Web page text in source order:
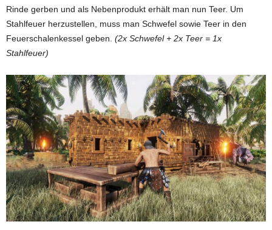
Rinde gerben und als Nebenprodukt erhält man nun Teer. Um
Stahlfeuer herzustellen, muss man Schwefel sowie Teer in den
Feuerschalenkessel geben. (2x Schwefel + 2x Teer = 1x
Stahlfeuer)